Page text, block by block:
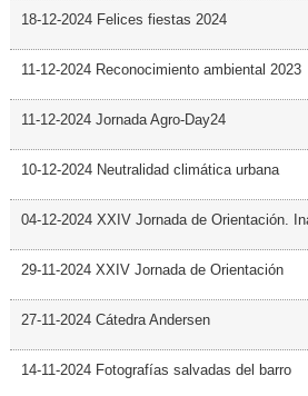
18-12-2024 Felices fiestas 2024
11-12-2024 Reconocimiento ambiental 2023
11-12-2024 Jornada Agro-Day24
10-12-2024 Neutralidad climática urbana
04-12-2024 XXIV Jornada de Orientación.
29-11-2024 XXIV Jornada de Orientación
27-11-2024 Cátedra Andersen
14-11-2024 Fotografías salvadas del barro